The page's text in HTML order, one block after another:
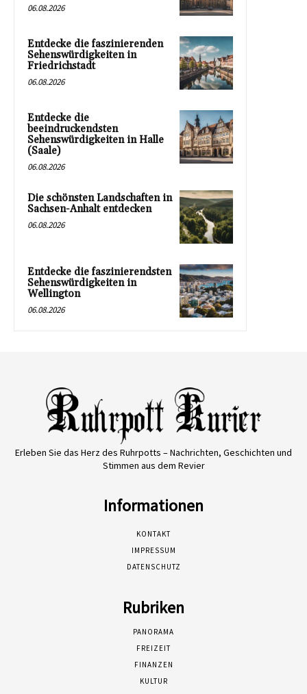
06.08.2026
Entdecke die faszinierenden
Sehenswürdigkeiten in
Friedrichstadt
06.08.2026
Entdecke die
beeindruckendsten
Sehenswürdigkeiten in Halle
(Saale)
06.08.2026
Die schönsten Landschaften in
Sachsen-Anhalt entdecken
06.08.2026
Entdecke die faszinierendsten
Sehenswürdigkeiten in
Wellington
06.08.2026
Erleben Sie das Herz des Ruhrpotts – Nachrichten, Geschichten und
Stimmen aus dem Revier
Informationen
KONTAKT
IMPRESSUM
DATENSCHUTZ
Rubriken
PANORAMA
FREIZEIT
FINANZEN
KULTUR